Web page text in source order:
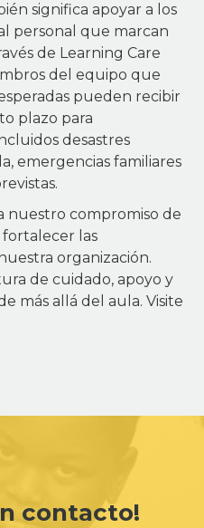
significa apoyar a los
personal que marcan
de Learning Care
del equipo que
pueden recibir
plazo para
desastres
emergencias familiares
nuestro compromiso de
fortalecer las
organización.
de cuidado, apoyo y
más allá del aula. Visite
contacto!